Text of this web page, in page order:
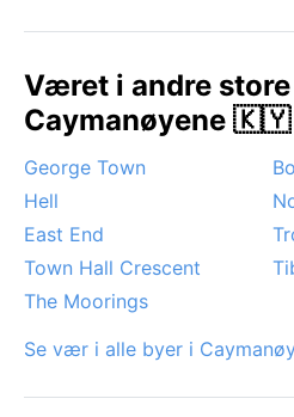
varme havstrømmer. Det
brått. Havet er varmt og
Været i andre
Caymanøyene 🇰🇾
George Town
Hell
East End
Town Hall Crescent
The Moorings
Se vær i alle byer i